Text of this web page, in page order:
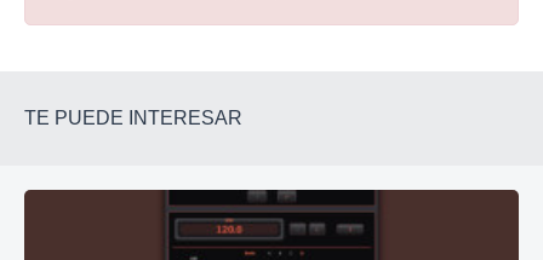
TE PUEDE INTERESAR